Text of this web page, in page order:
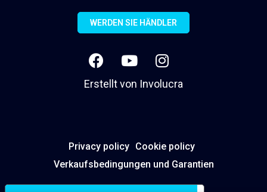
WERDEN SIE HÄNDLER
Erstellt von Involucra
Privacy policy Cookie policy
Verkaufsbedingungen und Garantien